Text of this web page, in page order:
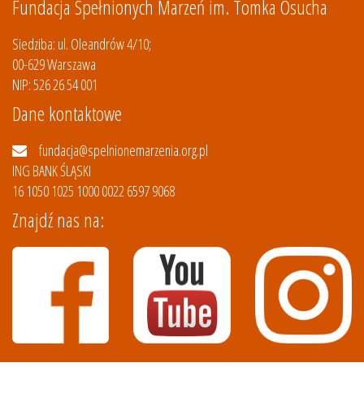
Fundacja Spełnionych Marzeń im. Tomka Osucha
Siedziba: ul. Oleandrów 4/10;
00-629 Warszawa
NIP: 526 26 54 001
Dane kontaktowe
fundacja@spelnionemarzenia.org.pl
ING BANK ŚLĄSKI
16 1050 1025 1000 0022 6597 9068
Znajdź nas na: